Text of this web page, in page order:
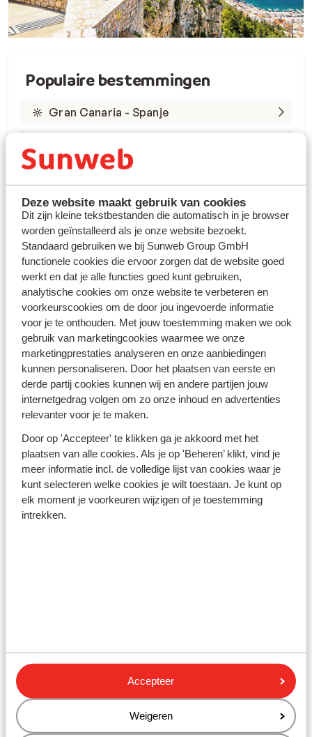
Deze website maakt gebruik van cookies
Dit zijn kleine tekstbestanden die automatisch in je browser
worden geïnstalleerd als je onze website bezoekt.
Standaard gebruiken we bij Sunweb Group GmbH
functionele cookies die ervoor zorgen dat de website goed
werkt en dat je alle functies goed kunt gebruiken,
analytische cookies om onze website te verbeteren en
voorkeurscookies om de door jou ingevoerde informatie
voor je te onthouden. Met jouw toestemming maken we ook
gebruik van marketingcookies waarmee we onze
marketingprestaties analyseren en onze aanbiedingen
kunnen personaliseren. Door het plaatsen van eerste en
derde partij cookies kunnen wij en andere partijen jouw
internetgedrag volgen om zo onze inhoud en advertenties
relevanter voor je te maken.
Door op 'Accepteer' te klikken ga je akkoord met het
plaatsen van alle cookies. Als je op 'Beheren’ klikt, vind je
meer informatie incl. de volledige lijst van cookies waar je
kunt selecteren welke cookies je wilt toestaan. Je kunt op
elk moment je voorkeuren wijzigen of je toestemming
intrekken.
Accepteer
Weigeren
Populaire bestemmingen
Gran Canaria - Spanje
Lanzarote - Spanje
Marsa Alam - Egypte
Rode Zee - Egypte
Kreta - Griekenland
Rhodos - Griekenland
Turkse Riviera - Turkije
Winterzon Egypte: all-in
vanaf €599 p.p.
Bekijk deals
Bekijk onze unieke toplocaties